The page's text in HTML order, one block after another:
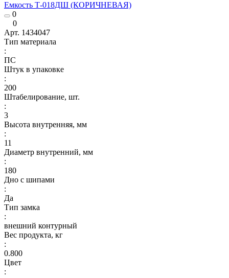
Емкость Т-018ДШ (КОРИЧНЕВАЯ)
0
0
Арт. 1434047
Тип материала
:
ПС
Штук в упаковке
:
200
Штабелирование, шт.
:
3
Высота внутренняя, мм
:
11
Диаметр внутренний, мм
:
180
Дно с шипами
:
Да
Тип замка
:
внешний контурный
Вес продукта, кг
:
0.800
Цвет
: